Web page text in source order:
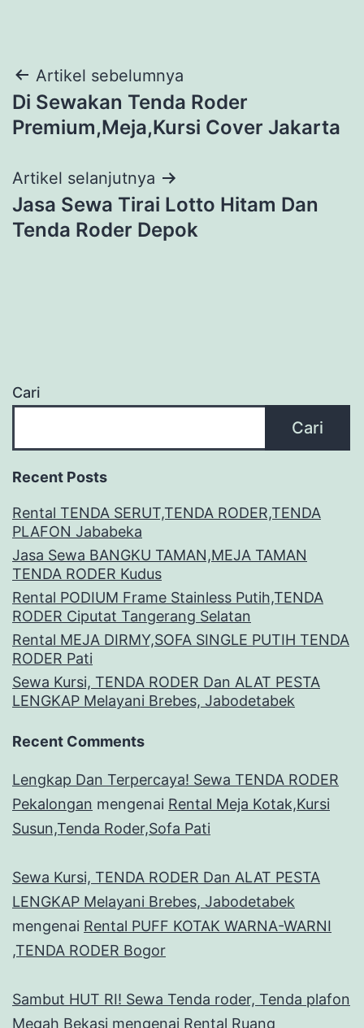
Navigasi
pos
Artikel sebelumnya
Di Sewakan Tenda Roder
Premium,Meja,Kursi Cover Jakarta
Artikel selanjutnya
Jasa Sewa Tirai Lotto Hitam Dan
Tenda Roder Depok
Cari
Cari
Recent Posts
Rental TENDA SERUT,TENDA RODER,TENDA
PLAFON Jababeka
Jasa Sewa BANGKU TAMAN,MEJA TAMAN
TENDA RODER Kudus
Rental PODIUM Frame Stainless Putih,TENDA
RODER Ciputat Tangerang Selatan
Rental MEJA DIRMY,SOFA SINGLE PUTIH TENDA
RODER Pati
Sewa Kursi, TENDA RODER Dan ALAT PESTA
LENGKAP Melayani Brebes, Jabodetabek
Recent Comments
Lengkap Dan Terpercaya! Sewa TENDA RODER
Pekalongan mengenai Rental Meja Kotak,Kursi
Susun,Tenda Roder,Sofa Pati
Sewa Kursi, TENDA RODER Dan ALAT PESTA
LENGKAP Melayani Brebes, Jabodetabek
mengenai Rental PUFF KOTAK WARNA-WARNI
,TENDA RODER Bogor
Sambut HUT RI! Sewa Tenda roder, Tenda plafon
Megah Bekasi mengenai Rental Ruang